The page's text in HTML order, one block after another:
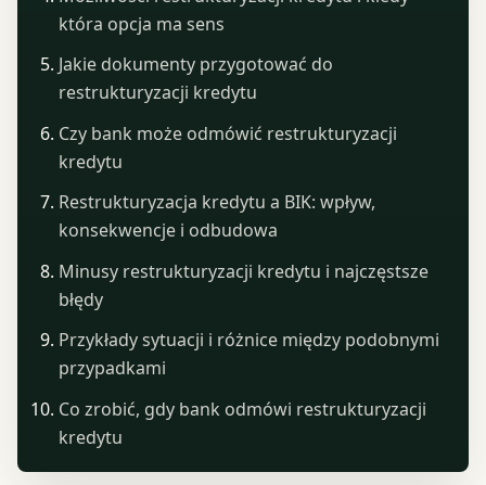
która opcja ma sens
Jakie dokumenty przygotować do
restrukturyzacji kredytu
Czy bank może odmówić restrukturyzacji
kredytu
Restrukturyzacja kredytu a BIK: wpływ,
konsekwencje i odbudowa
Minusy restrukturyzacji kredytu i najczęstsze
błędy
Przykłady sytuacji i różnice między podobnymi
przypadkami
Co zrobić, gdy bank odmówi restrukturyzacji
kredytu